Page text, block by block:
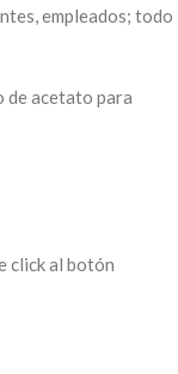
empleados; todo
de acetato para
click al botón